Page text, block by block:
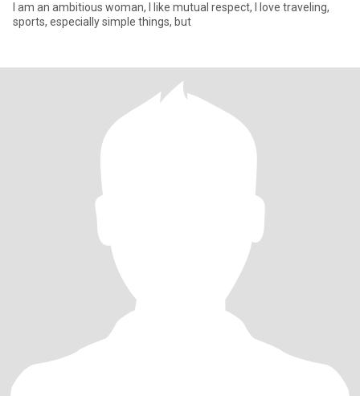
I am an ambitious woman, I like mutual respect, I love traveling,
sports, especially simple things, but